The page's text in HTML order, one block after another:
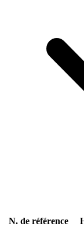
N. de référence